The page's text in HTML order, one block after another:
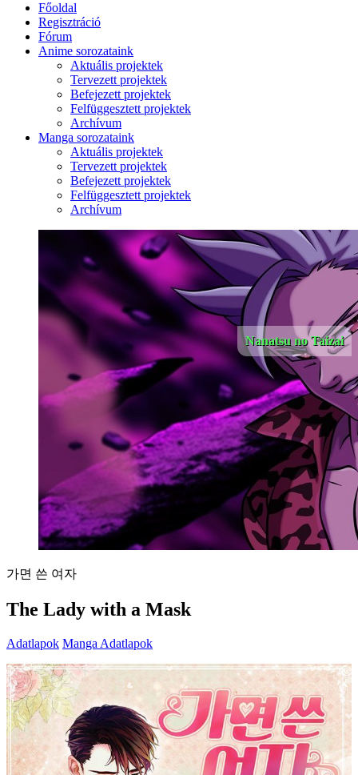
Főoldal
Regisztráció
Fórum
Anime sorozataink
Aktuális projektek
Tervezett projektek
Befejezett projektek
Felfüggesztett projektek
Archívum
Manga sorozataink
Aktuális projektek
Tervezett projektek
Befejezett projektek
Felfüggesztett projektek
Archívum
Nanatsu no Taizai
가면 쓴 여자
The Lady with a Mask
Adatlapok Manga Adatlapok